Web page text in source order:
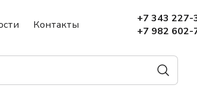
Контакты
+7 343 227-
+7 982 602-